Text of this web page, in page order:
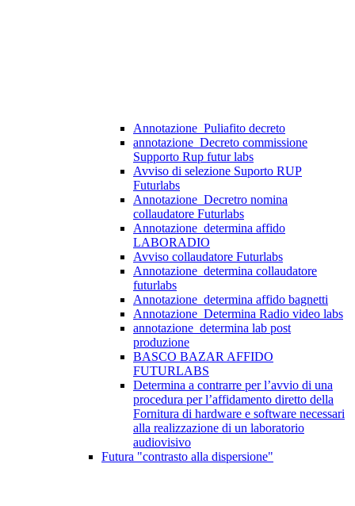
Annotazione_Puliafito decreto
annotazione_Decreto commissione
Supporto Rup futur labs
Avviso di selezione Suporto RUP
Futurlabs
Annotazione_Decretro nomina
collaudatore Futurlabs
Annotazione_determina affido
LABORADIO
Avviso collaudatore Futurlabs
Annotazione_determina collaudatore
futurlabs
Annotazione_determina affido bagnetti
Annotazione_Determina Radio video labs
annotazione_determina lab post
produzione
BASCO BAZAR AFFIDO
FUTURLABS
Determina a contrarre per l’avvio di una
procedura per l’affidamento diretto della
Fornitura di hardware e software necessari
alla realizzazione di un laboratorio
audiovisivo
Futura "contrasto alla dispersione"